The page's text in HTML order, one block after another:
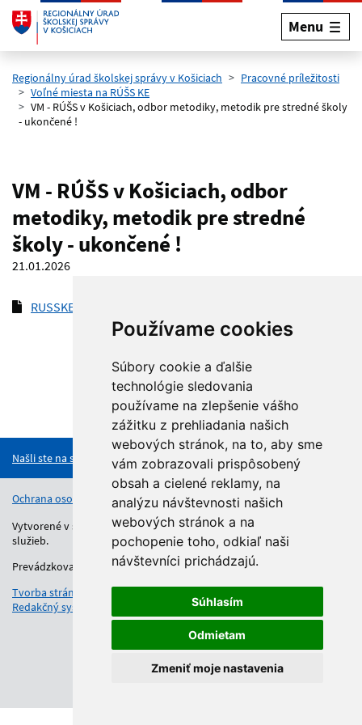
Používame cookies
Súbory cookie a ďalšie
technológie sledovania
používame na zlepšenie vášho
zážitku z prehliadania našich
webových stránok, na to, aby sme
vám zobrazovali prispôsobený
obsah a cielené reklamy, na
analýzu návštevnosti našich
webových stránok a na
pochopenie toho, odkiaľ naši
návštevníci prichádzajú.
Súhlasím
Odmietam
Zmeniť moje nastavenia
Preskočiť na hlavný obsah
Menu
Regionálny úrad školskej správy v Košiciach
Pracovné príležitosti
Voľné miesta na RÚŠS KE
VM - RÚŠS v Košiciach, odbor metodiky, metodik pre stredné školy
- ukončené !
VM - RÚŠS v Košiciach, odbor
metodiky, metodik pre stredné
školy - ukončené !
21.01.2026
RUSSKE oznam o voľnom mieste_OM_2026
Našli ste na stránke chybu?
Ochrana osobných údajov Vyhlásenie o prístupnosti Kontakt
Vytvorené v súlade s Jednotným dizajn manuálom elektronických
služieb.
Prevádzkovateľom služby je Regionálny úrad školskej správy.
Tvorba stránok
: Aglo Solutions
Redakčný systém